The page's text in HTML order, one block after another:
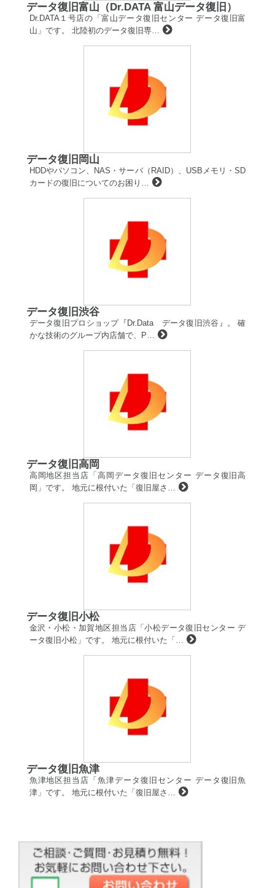
データ復旧富山（Dr.DATA 富山データ復旧）
Dr.DATA１号店の「富山データ復旧センター データ復旧富
山」です。 北陸初のデータ復旧専…
データ復旧岡山
HDDやパソコン、NAS・サーバ（RAID）、USBメモリ・SD
カードの復旧についてのお困り…
データ復旧渋谷
データ復旧プロショップ『Dr.Data データ復旧渋谷』。 確
かな技術のグループ内店舗で、P…
データ復旧高岡
高岡地区担当店「高岡データ復旧センター データ復旧高
岡」です。 地元に根付いた「復旧屋さ…
データ復旧小松
金沢・小松・加賀地区担当店「小松データ復旧センター デ
ータ復旧小松」です。 地元に根付いた「…
データ復旧魚津
魚津地区担当店「魚津データ復旧センター データ復旧魚
津」です。 地元に根付いた「復旧屋さ…